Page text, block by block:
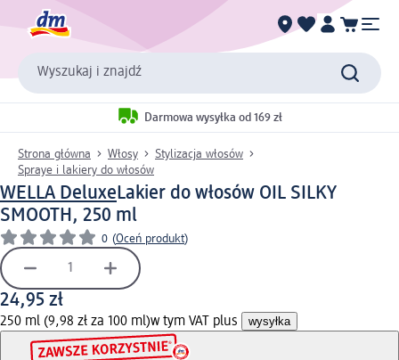
Wyszukaj i znajdź
Darmowa wysyłka od 169 zł
Strona główna Włosy
Stylizacja włosów
Spraye i lakiery do włosów
WELLA DeluxeLakier do włosów OIL SILKY
SMOOTH, 250 ml
0 (Oceń produkt)
24,95 zł
250 ml (9,98 zł za 100 ml)w tym VAT plus wysyłka